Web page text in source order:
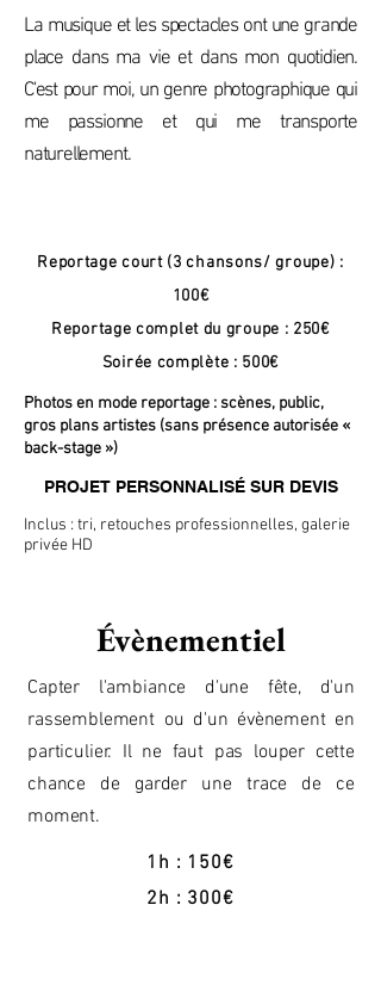
La musique et les spectacles ont une grande
place dans ma vie et dans mon quotidien.
C'est pour moi, un genre photographique qui
me passionne et qui me transporte
naturellement.
Reportage court (3 chansons/ groupe) :
100€
Reportage complet du groupe : 250€
Soirée complète : 500€
Photos en mode reportage : scènes, public,
gros plans artistes (sans présence autorisée «
back-stage »)
PROJET PERSONNALISÉ SUR DEVIS
Inclus : tri, retouches professionnelles, galerie
privée HD
Évènementiel
Capter l'ambiance d'une fête, d'un
rassemblement ou d'un évènement en
particulier. Il ne faut pas louper cette
chance de garder une trace de ce
moment.
1h : 150€
2h : 300€